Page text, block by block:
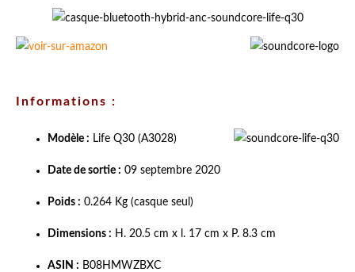
Informations :
Modèle : Life Q30 (A3028)
Date de sortie : 09 septembre 2020
Poids : 0.264 Kg (casque seul)
Dimensions : H. 20.5 cm x l. 17 cm x P. 8.3 cm
ASIN : B08HMWZBXC